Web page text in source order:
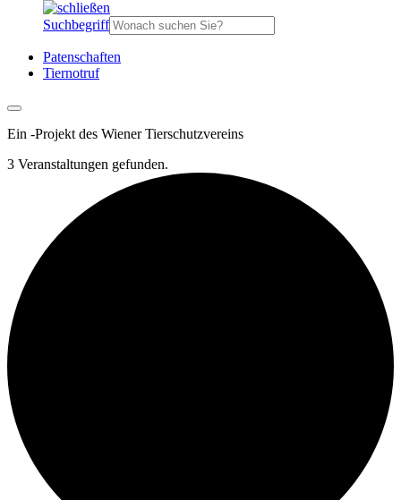
Suchbegriff
Patenschaften
Tiernotruf
Ein -Projekt des Wiener Tierschutzvereins
3 Veranstaltungen gefunden.